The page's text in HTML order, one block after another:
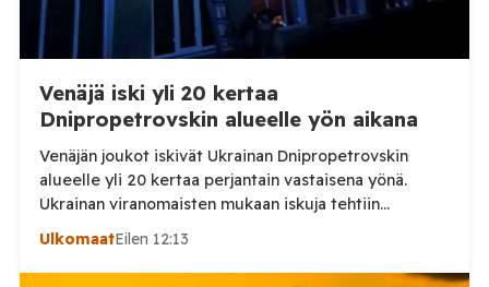
Venäjä iski yli 20 kertaa
Dnipropetrovskin alueelle yön aikana
Venäjän joukot iskivät Ukrainan Dnipropetrovskin
alueelle yli 20 kertaa perjantain vastaisena yönä.
Ukrainan viranomaisten mukaan iskuja tehtiin
drooneilla ja tykistöllä viidelle eri alueelle.
alueellisen sotilashallinnon johtaja Oleksandr Hanzha
UlkomaatEilen 12:13